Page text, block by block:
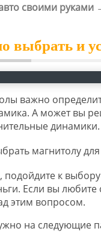
своими руками
выбрать и
важно
А может вы
динамики.
подойдите к
Если вы
этим вопросом.
на следующие